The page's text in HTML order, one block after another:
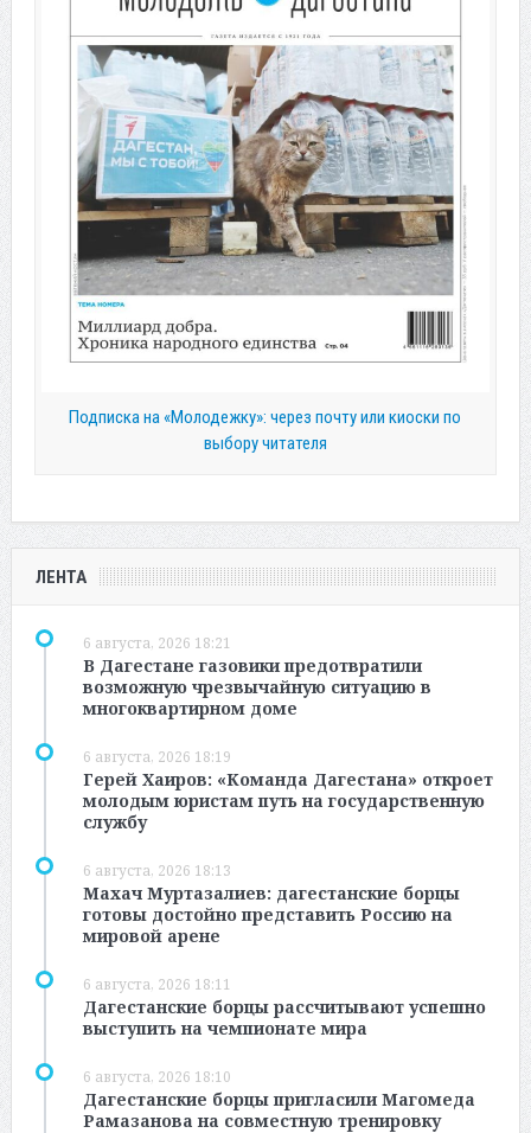
Подписка на «Молодежку»: через почту или киоски по
выбору читателя
ЛЕНТА
6 августа, 2026 18:21
В Дагестане газовики предотвратили
возможную чрезвычайную ситуацию в
многоквартирном доме
6 августа, 2026 18:19
Герей Хаиров: «Команда Дагестана» откроет
молодым юристам путь на государственную
службу
6 августа, 2026 18:13
Махач Муртазалиев: дагестанские борцы
готовы достойно представить Россию на
мировой арене
6 августа, 2026 18:11
Дагестанские борцы рассчитывают успешно
выступить на чемпионате мира
6 августа, 2026 18:10
Дагестанские борцы пригласили Магомеда
Рамазанова на совместную тренировку